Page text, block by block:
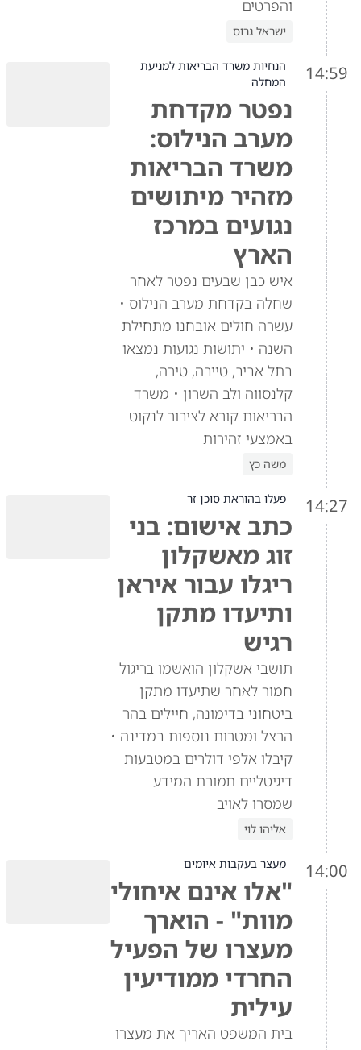
והפרטים
ישראל גרוס
14:59
הנחיות משרד הבריאות למניעת
המחלה
נפטר מקדחת
מערב הנילוס:
משרד הבריאות
מזהיר מיתושים
נגועים במרכז
הארץ
איש כבן שבעים נפטר לאחר
שחלה בקדחת מערב הנילוס •
עשרה חולים אובחנו מתחילת
השנה • יתושות נגועות נמצאו
בתל אביב, טייבה, טירה,
קלנסווה ולב השרון • משרד
הבריאות קורא לציבור לנקוט
באמצעי זהירות
משה כץ
14:27 פעלו בהוראת סוכן זר
כתב אישום: בני
זוג מאשקלון
ריגלו עבור איראן
ותיעדו מתקן
רגיש
תושבי אשקלון הואשמו בריגול
חמור לאחר שתיעדו מתקן
ביטחוני בדימונה, חיילים בהר
הרצל ומטרות נוספות במדינה •
קיבלו אלפי דולרים במטבעות
דיגיטליים תמורת המידע
שמסרו לאויב
אליהו לוי
14:00 מעצר בעקבות איומים
"אלו אינם איחולי
מוות" - הוארך
מעצרו של הפעיל
החרדי ממודיעין
עילית
בית המשפט האריך את מעצרו